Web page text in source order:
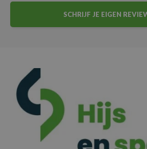
Elke sjorketting wordt geleverd met
gegarandeerde kwaliteit en veiligheid.
SCHRIJF JE EIGEN